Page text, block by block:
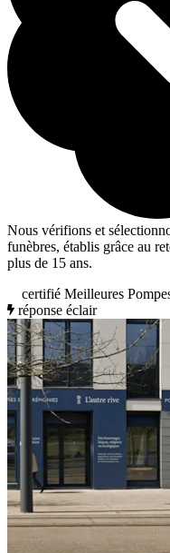
Nous vérifions et
funèbres, établis grâce au
plus de 15 ans.
certifié Meilleures
réponse éclair